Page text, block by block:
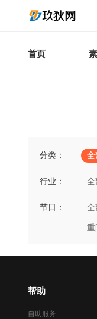
首页
分类： 全
行业： 全
节日： 全
重
帮助
自助服务